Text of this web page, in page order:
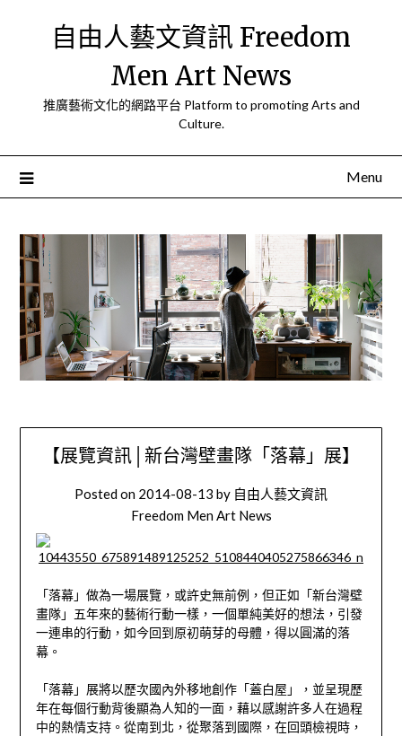
自由人藝文資訊 Freedom
Men Art News
推廣藝術文化的網路平台 Platform to promoting Arts and
Culture.
Menu
【展覽資訊│新台灣壁畫隊「落幕」展】
Posted on 2014-08-13 by 自由人藝文資訊
Freedom Men Art News
「落幕」做為一場展覽，或許史無前例，但正如「新台灣壁
畫隊」五年來的藝術行動一樣，一個單純美好的想法，引發
一連串的行動，如今回到原初萌芽的母體，得以圓滿的落
幕。
「落幕」展將以歷次國內外移地創作「蓋白屋」，並呈現歷
年在每個行動背後顯為人知的一面，藉以感謝許多人在過程
中的熱情支持。從南到北，從聚落到國際，在回頭檢視時，